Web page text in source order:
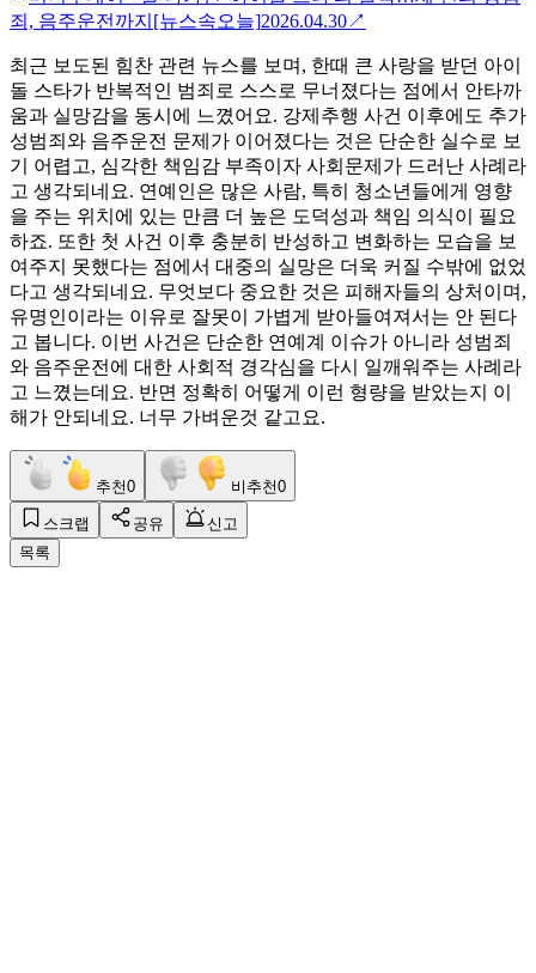
죄, 음주운전까지[뉴스속오늘]2026.04.30↗
최근 보도된 힘찬 관련 뉴스를 보며, 한때 큰 사랑을 받던 아이
돌 스타가 반복적인 범죄로 스스로 무너졌다는 점에서 안타까
움과 실망감을 동시에 느꼈어요. 강제추행 사건 이후에도 추가
성범죄와 음주운전 문제가 이어졌다는 것은 단순한 실수로 보
기 어렵고, 심각한 책임감 부족이자 사회문제가 드러난 사례라
고 생각되네요. 연예인은 많은 사람, 특히 청소년들에게 영향
을 주는 위치에 있는 만큼 더 높은 도덕성과 책임 의식이 필요
하죠. 또한 첫 사건 이후 충분히 반성하고 변화하는 모습을 보
여주지 못했다는 점에서 대중의 실망은 더욱 커질 수밖에 없었
다고 생각되네요. 무엇보다 중요한 것은 피해자들의 상처이며,
유명인이라는 이유로 잘못이 가볍게 받아들여져서는 안 된다
고 봅니다. 이번 사건은 단순한 연예계 이슈가 아니라 성범죄
와 음주운전에 대한 사회적 경각심을 다시 일깨워주는 사례라
고 느꼈는데요. 반면 정확히 어떻게 이런 형량을 받았는지 이
해가 안되네요. 너무 가벼운것 같고요.
추천0 비추천0
스크랩 공유
신고
목록